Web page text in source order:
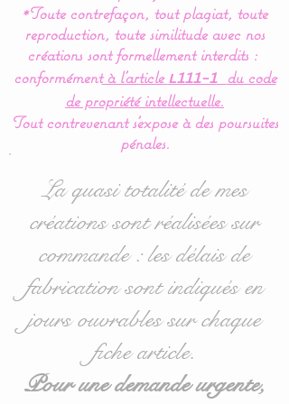
appliqué en feutrine.
Le coussin est équipé d'une
guirlande de 10 leds et
fonctionne avec 2 piles LR
6 (non fournies).
La technologie LED offre
une qualité de lumière
associée à une économie
d'énergie.
De plus, les ampoules Led
ne chauffent pas et ne
présentent aucun danger
pour bébé.
*Toute contrefaçon, tout plagiat, toute
reproduction, toute similitude avec nos
créations sont formellement interdits :
conformémentà l’article L111-1
du code
de propriété intellectuelle.
Tout contrevenant s'expose à des poursuites
pénales.
La quasi totalité de mes
créations sont réalisées sur
commande : les délais de
fabrication sont indiqués en
jours ouvrables sur chaque
fiche article.
Pour une demande urgente,